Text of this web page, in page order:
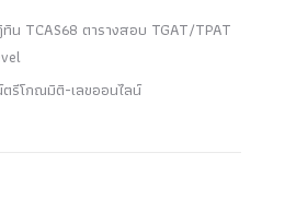
น TCAS68 ตารางสอบ TGAT/TPAT
รีโกณมิติ-เลขออนไลน์